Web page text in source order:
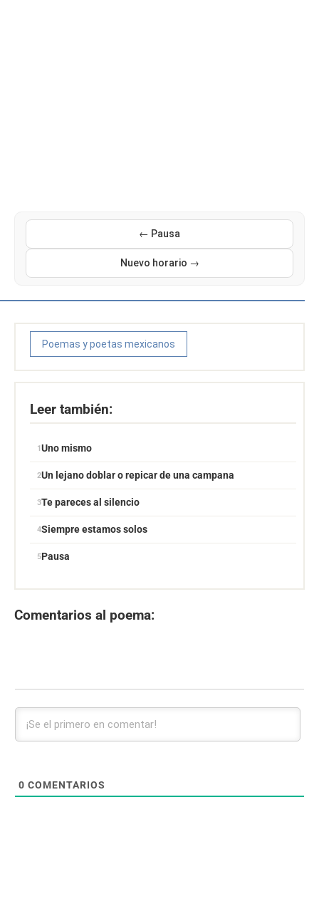
← Pausa
Nuevo horario →
Poemas y poetas mexicanos
Leer también:
Uno mismo
Un lejano doblar o repicar de una campana
Te pareces al silencio
Siempre estamos solos
Pausa
Comentarios al poema:
0 COMENTARIOS